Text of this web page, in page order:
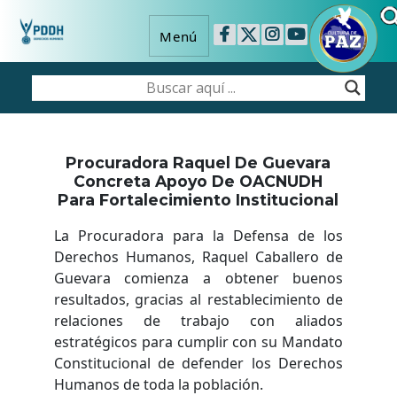
Menú
Procuradora Raquel De Guevara
Concreta Apoyo De OACNUDH
Para Fortalecimiento Institucional
La Procuradora para la Defensa de los
Derechos Humanos, Raquel Caballero de
Guevara comienza a obtener buenos
resultados, gracias al restablecimiento de
relaciones de trabajo con aliados
estratégicos para cumplir con su Mandato
Constitucional de defender los Derechos
Humanos de toda la población.